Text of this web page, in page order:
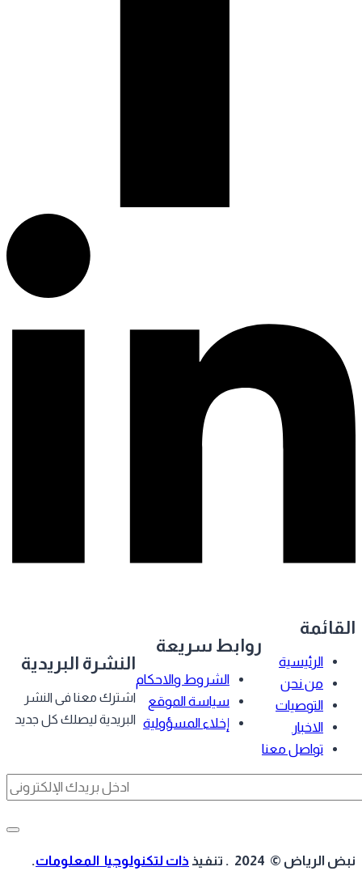
الرئيسية
من نحن
التوصيات
الاخبار
تواصل معنا
روابط سريعة
الشروط والاحكام
سياسة الموقع
إخلاء المسؤولية
النشرة البريدية
اشترك معنا فى النشر
البريدية ليصلك كل جديد
الرياض © 2024 . تنفيذ ذات لتكنولوجيا المعلومات.